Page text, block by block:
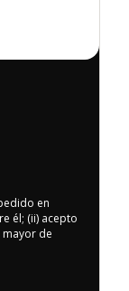
en
él; (ii) acepto
de